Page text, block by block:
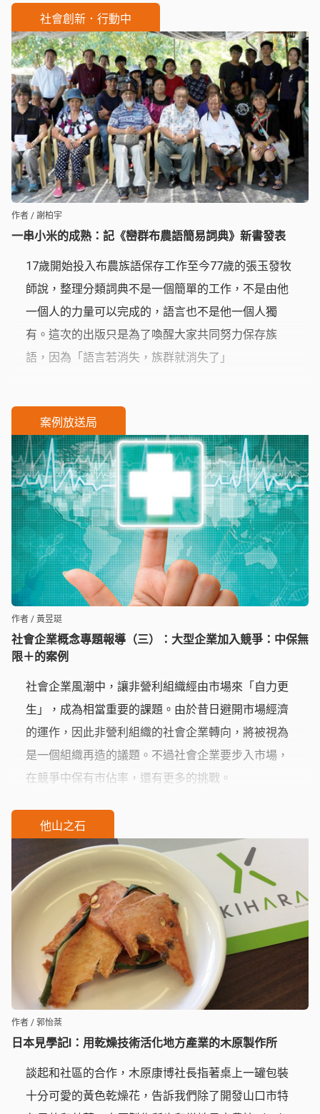
社會創新．行動中
一串小米的成熟：記《巒群布農語簡易詞典》新書發表
作者 / 謝柏宇
17歲開始投入布農族語保存工作至今77歲的張玉發牧
師說，整理分類詞典不是一個簡單的工作，不是由他
一個人的力量可以完成的，語言也不是他一個人獨
有。這次的出版只是為了喚醒大家共同努力保存族
語，因為「語言若消失，族群就消失了」
案例放送局
社會企業概念專題報導（三）：大型企業加入競爭：中保無
限＋的案例
作者 / 黃昱珽
社會企業風潮中，讓非營利組織經由市場來「自力更
生」，成為相當重要的課題。由於昔日避開市場經濟
的運作，因此非營利組織的社會企業轉向，將被視為
是一個組織再造的議題。不過社會企業要步入市場，
在競爭中保有市佔率，還有更多的挑戰。
他山之石
日本見學記Ⅰ：用乾燥技術活化地方產業的木原製作所
作者 / 郭怡棻
談起和社區的合作，木原康博社長指著桌上一罐包裝
十分可愛的黃色乾燥花，告訴我們除了開發山口市特